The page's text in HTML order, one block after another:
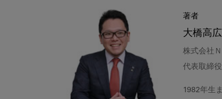
著者
大橋高広
株式会社
代表取締
1982年生